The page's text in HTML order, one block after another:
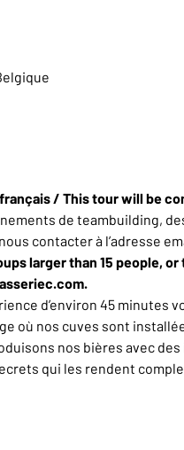
/ This tour will be
de teambuilding,
contacter à l’adresse
larger than 15 people,
d’environ 45 minutes
où nos cuves sont
nos bières avec
qui les rendent